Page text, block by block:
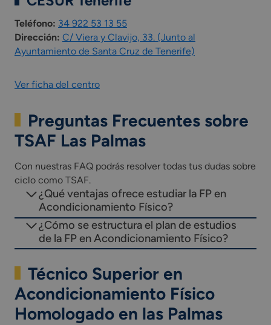
organismo equiparado como parte integrada del
currículo del ciclo formativo
*Las asignaturas presentes en el plan de estudios
pueden variar según la comunidad autónoma.
Teléfono: 34 922 53 13 55
Dirección: C/ Viera y Clavijo, 33. (Junto al
Ayuntamiento de Santa Cruz de Tenerife)
Ver ficha del centro
Preguntas Frecuentes sobre
TSAF Las Palmas
Con nuestras FAQ podrás resolver todas tus dudas sobre
ciclo como TSAF.
¿Qué ventajas ofrece estudiar la FP en
Acondicionamiento Físico?
¿Cómo se estructura el plan de estudios
de la FP en Acondicionamiento Físico?
Técnico Superior en
Acondicionamiento Físico
Homologado en las Palmas